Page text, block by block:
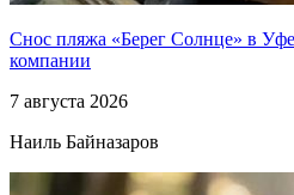
Снос пляжа «Берег Солнце» в
компании
7 августа 2026
Наиль Байназаров